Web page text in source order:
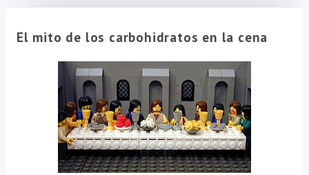
El mito de los carbohidratos en la cena